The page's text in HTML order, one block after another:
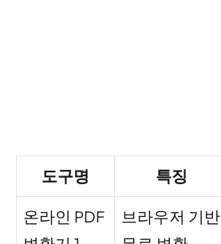
도구명 특징
온라인 PDF
브라우저 기반